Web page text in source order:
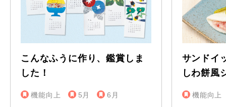
こんなふうに作り、鑑賞しま
した！
機能向上 5月 6月
サンドイ
しわ餅風
機能向上